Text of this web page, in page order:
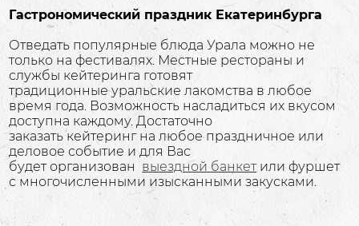
Гастрономический праздник Екатеринбурга
Отведать популярные блюда Урала можно не
только на фестивалях. Местные рестораны и
службы кейтеринга готовят
традиционные уральские лакомства в любое
время года. Возможность насладиться их вкусом
доступна каждому. Достаточно
заказать кейтеринг на любое праздничное или
деловое событие и для Вас
будет организован выездной банкетили фуршет
с многочисленными изысканными закусками.